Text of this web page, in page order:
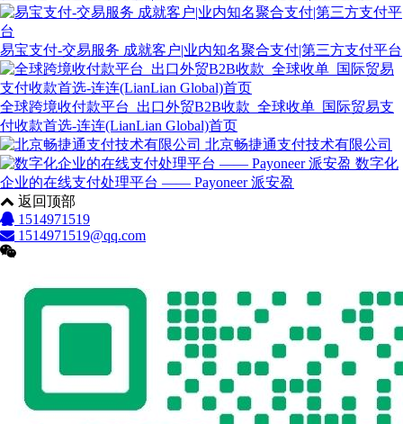
易宝支付-交易服务 成就客户|业内知名聚合支付|第三方支付平台
全球跨境收付款平台_出口外贸B2B收款_全球收单_国际贸易支
付收款首选-连连(LianLian Global)首页
北京畅捷通支付技术有限公司
数字化
企业的在线支付处理平台 —— Payoneer 派安盈
返回顶部
1514971519
1514971519@qq.com